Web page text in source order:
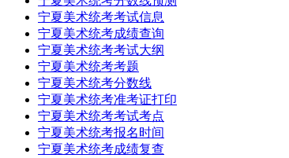
宁夏美术统考考试信息
宁夏美术统考成绩查询
宁夏美术统考考试大纲
宁夏美术统考考题
宁夏美术统考分数线
宁夏美术统考准考证打印
宁夏美术统考考试考点
宁夏美术统考报名时间
宁夏美术统考成绩复查